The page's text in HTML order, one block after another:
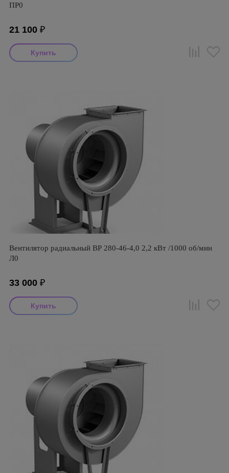
ПР0
21 100 ₽
Вентилятор радиальный ВР 280-46-4,0 2,2 кВт /1000 об/мин
Л0
33 000 ₽